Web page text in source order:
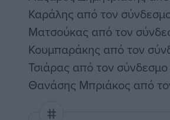
Καράλης από τον
Ματσούκας από τον
Κουμπαράκης από τον
Τσιάρας από τον
Θανάσης Μπριάκος από